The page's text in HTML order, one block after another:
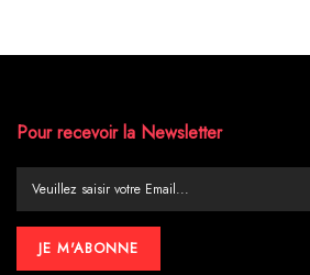
Pour recevoir la Newsletter